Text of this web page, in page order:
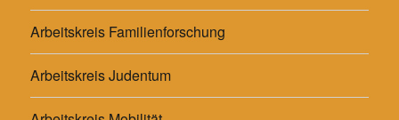
Arbeitskreis Familienforschung
Arbeitskreis Judentum